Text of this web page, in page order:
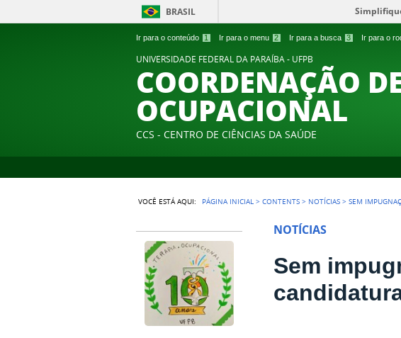
Ir para o conteúdo 1 Ir para o menu 2 Ir para a busca 3 Ir para o
BRASIL
UNIVERSIDADE FEDERAL DA PARAÍBA - UFPB
COORDENAÇÃO
OCUPACIONAL
CCS - CENTRO DE CIÊNCIAS DA SAÚDE
VOCÊ ESTÁ AQUI: PÁGINA INICIAL >CONTENTS > NOTÍCIAS >SEM
NOTÍCIAS
Sem